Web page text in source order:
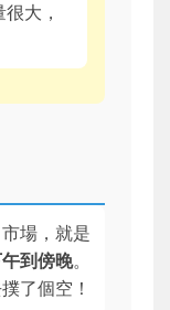
大，
場，就是
到傍晚。
了個空！